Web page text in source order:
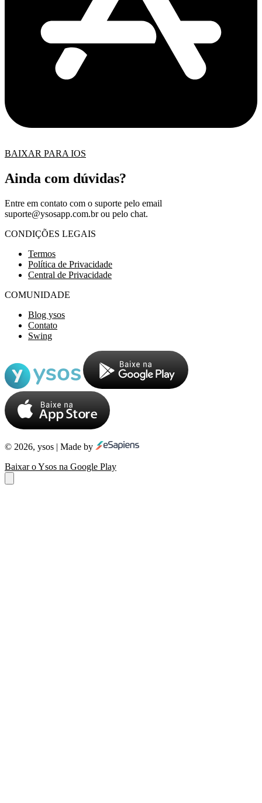
BAIXAR PARA IOS
Ainda com dúvidas?
Entre em contato com o suporte pelo email
suporte@ysosapp.com.brou pelo chat.
CONDIÇÕES LEGAIS
Termos
Política de Privacidade
Central de Privacidade
COMUNIDADE
Blog ysos
Contato
Swing
© 2026, ysos | Made by
Baixar o Ysos na Google Play